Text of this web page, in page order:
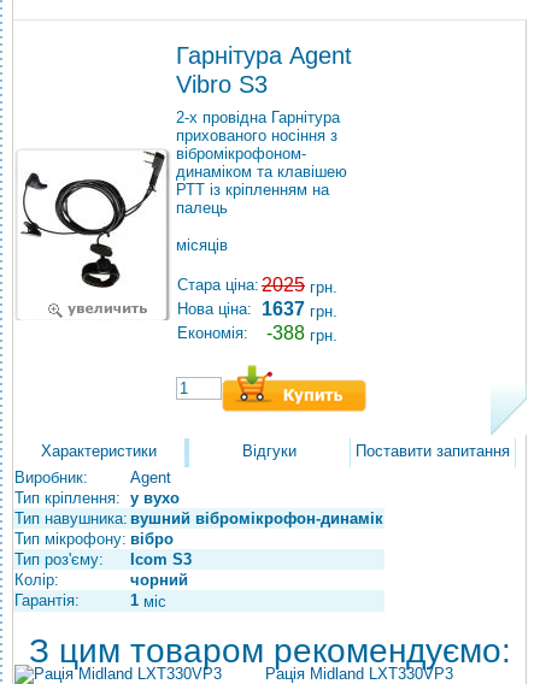
Гарнітура Agent
Vibro S3
2-х провідна Гарнітура
прихованого носіння з
вібромікрофоном-
динаміком та клавішею
РТТ із кріпленням на
палець
місяців
Стара ціна: 2025 грн.
Нова ціна:
1637 грн.
Економія:
-388 грн.
Характеристики Відгуки
Поставити запитання
Виробник:
Agent
Тип кріплення: у вухо
Тип навушника: вушний вібромікрофон-динамік
Тип мікрофону: вібро
Тип роз'єму:
Icom S3
Колір:
чорний
Гарантія:
1 міс
З цим товаром рекомендуємо:
Рація Midland LXT330VP3